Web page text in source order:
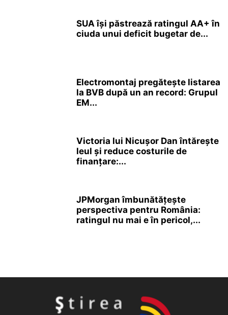
SUA își păstrează ratingul AA+ în
ciuda unui deficit bugetar de...
Electromontaj pregătește listarea
la BVB după un an record: Grupul
EM...
Victoria lui Nicușor Dan întărește
leul și reduce costurile de
finanțare:...
JPMorgan îmbunătățește
perspectiva pentru România:
ratingul nu mai e în pericol,...